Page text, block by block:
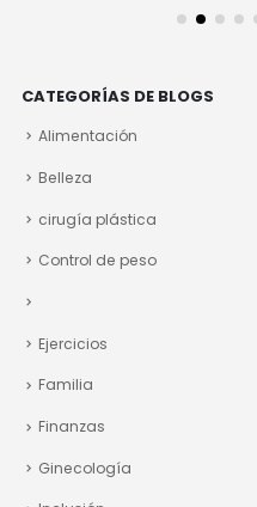
CATEGORÍAS DE BLOGS
Alimentación
Belleza
cirugía plástica
Control de peso
Ejercicios
Familia
Finanzas
Ginecología